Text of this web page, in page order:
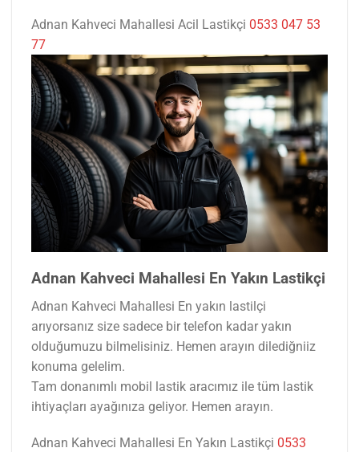
Adnan Kahveci Mahallesi Acil Lastikçi 0533 047 53
77
Adnan Kahveci Mahallesi En Yakın Lastikçi
Adnan Kahveci Mahallesi En yakın lastilçi
arıyorsanız size sadece bir telefon kadar yakın
olduğumuzu bilmelisiniz. Hemen arayın dilediğniiz
konuma gelelim.
Tam donanımlı mobil lastik aracımız ile tüm lastik
ihtiyaçları ayağınıza geliyor. Hemen arayın.
Adnan Kahveci Mahallesi En Yakın Lastikçi 0533